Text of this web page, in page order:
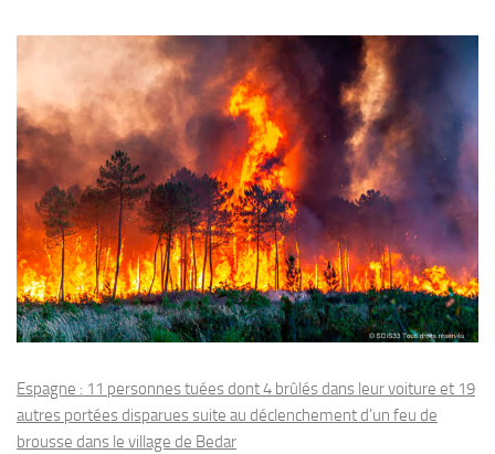
Espagne : 11 personnes tuées dont 4 brûlés dans leur voiture et 19
autres portées disparues suite au déclenchement d’un feu de
brousse dans le village de Bedar